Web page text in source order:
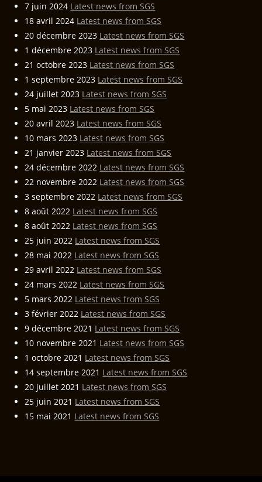
7 juin 2024 Latest news from SGS
18 avril 2024 Latest news from SGS
20 décembre 2023 Latest news from SGS
1 décembre 2023 Latest news from SGS
21 octobre 2023 Latest news from SGS
1 septembre 2023 Latest news from SGS
24 juillet 2023 Latest news from SGS
5 mai 2023 Latest news from SGS
20 avril 2023 Latest news from SGS
10 mars 2023 Latest news from SGS
21 janvier 2023 Latest news from SGS
24 décembre 2022 Latest news from SGS
22 novembre 2022 Latest news from SGS
3 septembre 2022 Latest news from SGS
8 août 2022 Latest news from SGS
8 août 2022 Latest news from SGS
25 juin 2022 Latest news from SGS
28 mai 2022 Latest news from SGS
29 avril 2022 Latest news from SGS
24 mars 2022 Latest news from SGS
5 mars 2022 Latest news from SGS
3 février 2022 Latest news from SGS
9 décembre 2021 Latest news from SGS
10 novembre 2021 Latest news from SGS
1 octobre 2021 Latest news from SGS
14 septembre 2021 Latest news from SGS
20 juillet 2021 Latest news from SGS
25 juin 2021 Latest news from SGS
15 mai 2021 Latest news from SGS